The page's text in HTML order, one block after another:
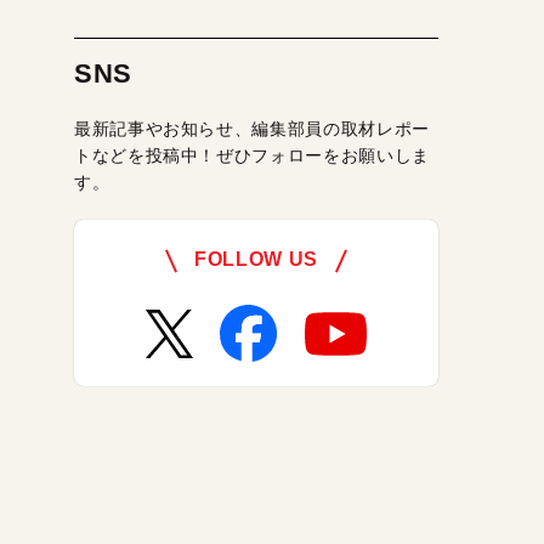
SNS
最新記事やお知らせ、編集部員の取材レポー
トなどを投稿中！ぜひフォローをお願いしま
す。
FOLLOW US